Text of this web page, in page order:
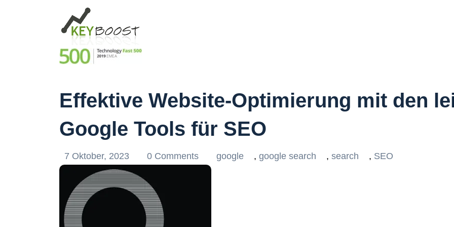
Effektive Website-Optimierung mit den
Google Tools für SEO
7 Oktober, 2023 0 Comments google , google search , search , SEO